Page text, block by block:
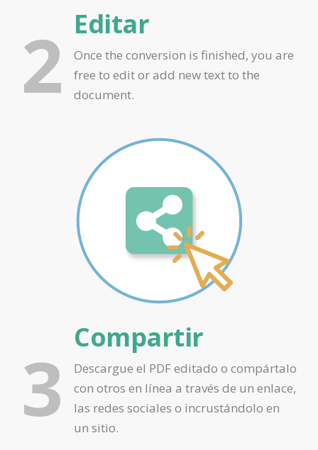
2 Editar
Once the conversion is finished, you are
free to edit or add new text to the
document.
3 Compartir
Descargue el PDF editado o compártalo
con otros en línea a través de un enlace,
las redes sociales o incrustándolo en
un sitio.